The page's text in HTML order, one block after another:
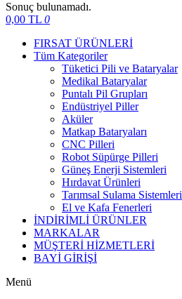
Sonuç bulunamadı.
0,00 TL 0
FIRSAT ÜRÜNLERİ
Tüm Kategoriler
Tüketici Pili ve Bataryalar
Medikal Bataryalar
Puntalı Pil Grupları
Endüstriyel Piller
Aküler
Matkap Bataryaları
CNC Pilleri
Robot Süpürge Pilleri
Güneş Enerji Sistemleri
Hırdavat Ürünleri
Tarımsal Sulama Sistemleri
El ve Kafa Fenerleri
İNDİRİMLİ ÜRÜNLER
MARKALAR
MÜŞTERİ HİZMETLERİ
BAYİ GİRİŞİ
Menü